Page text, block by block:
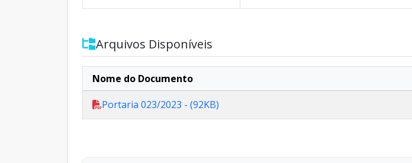
Arquivos Disponíveis
Nome do Documento
Portaria 023/2023 - (92KB)